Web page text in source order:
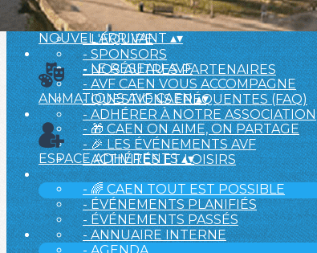
- L'ASSOCIATION
- BROCHURE
- L'ÉQUIPE
- SPONSORS
- NOS AUTRES PARTENAIRES
NOUVEL ARRIVANT▴▾
- LE RÉSEAU AVF
- AVF CAEN VOUS ACCOMPAGNE
- QUESTIONS FRÉQUENTES (FAQ)
- ADHÉRER À NOTRE ASSOCIATION
ANIMATIONS AVF CAEN▴▾
- 🎁 CAEN ON AIME, ON PARTAGE
- 🎉 LES ÉVÉNEMENTS AVF
- ACTIVITÉS ET LOISIRS
ESPACE ADHÉRENTS▴▾
- 🌈 CAEN TOUT EST POSSIBLE
- ÉVÉNEMENTS PLANIFIÉS
- ÉVÉNEMENTS PASSÉS
- ANNUAIRE INTERNE